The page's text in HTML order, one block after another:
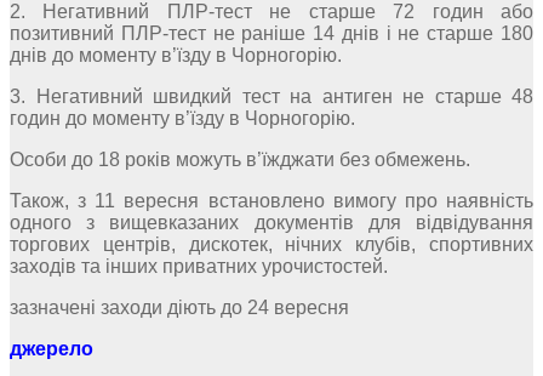
2. Негативний ПЛР-тест не старше 72 годин або
позитивний ПЛР-тест не раніше 14 днів і не старше 180
днів до моменту в’їзду в Чорногорію.
3. Негативний швидкий тест на антиген не старше 48
годин до моменту в’їзду в Чорногорію.
Особи до 18 років можуть в’їжджати без обмежень.
Також, з 11 вересня встановлено вимогу про наявність
одного з вищевказаних документів для відвідування
торгових центрів, дискотек, нічних клубів, спортивних
заходів та інших приватних урочистостей.
зазначені заходи діють до 24 вересня
джерело